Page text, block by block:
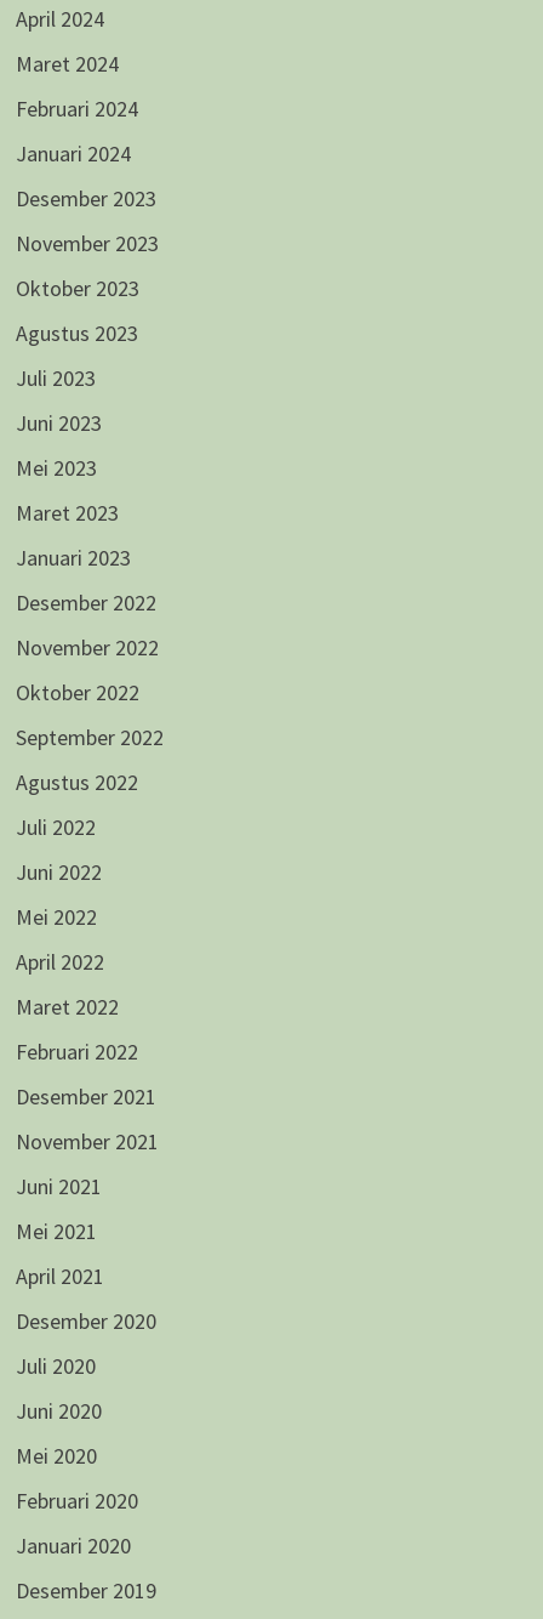
April 2024
Maret 2024
Februari 2024
Januari 2024
Desember 2023
November 2023
Oktober 2023
Agustus 2023
Juli 2023
Juni 2023
Mei 2023
Maret 2023
Januari 2023
Desember 2022
November 2022
Oktober 2022
September 2022
Agustus 2022
Juli 2022
Juni 2022
Mei 2022
April 2022
Maret 2022
Februari 2022
Desember 2021
November 2021
Juni 2021
Mei 2021
April 2021
Desember 2020
Juli 2020
Juni 2020
Mei 2020
Februari 2020
Januari 2020
Desember 2019